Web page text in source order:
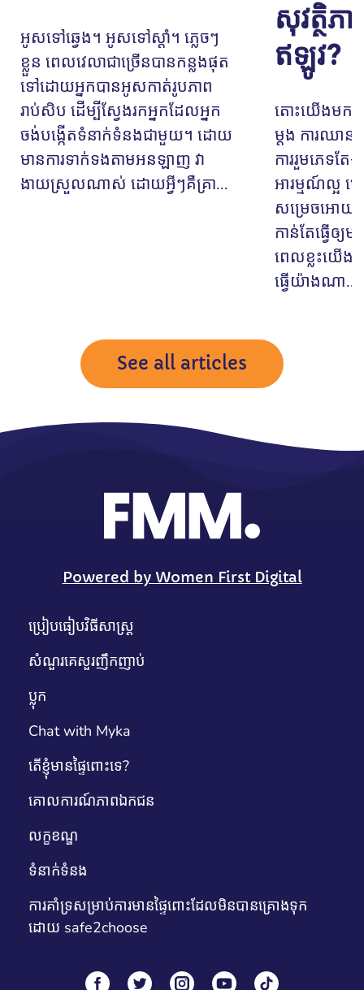
អូសទៅឆ្វេង។ អូសទៅស្តាំ។ ភ្លេចៗ
ខ្លួន ពេលវេលាជាច្រើនបានកន្លងផុត
ទៅដោយអ្នកបានអូសកាត់រូបភាព
រាប់សិប ដើម្បីស្វែងរកអ្នកដែលអ្នក
ចង់បង្កើតទំនាក់ទំនងជាមួយ។ ដោយ
មានការទាក់ទងតាមអនឡាញ វា
ងាយស្រួលណាស់ ដោយអ្វីៗគឺគ្រា...
សុវត្ថិភា
ឥឡូវ?
តោះយើងមក
ម្តង ការឈ
ការរួមភេទតែ
អារម្មណ៍ល្អ
សម្រេចអោ
កាន់តែធ្វើឲ្
ពេលខ្លះយើង
ធ្វើយ៉ាងណា...
See all articles
Powered by Women First Digital
ប្រៀបធៀបវិធីសាស្រ្ត
សំណួរគេសួរញឹកញាប់
ប្លុក
Chat with Myka
តើខ្ញុំមានផ្ទៃពោះទេ?
គោលការណ៍​ភាព​ឯកជន
លក្ខខណ្ឌ
ទំនាក់ទំនង
ការគាំទ្រសម្រាប់ការមានផ្ទៃពោះដែលមិនបានគ្រោងទុក
ដោយ safe2choose